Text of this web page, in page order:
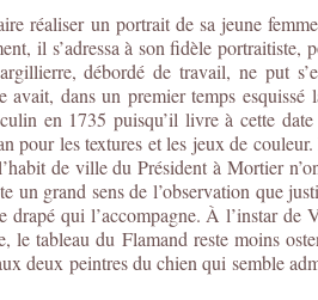
réaliser un portrait de sa jeune
il s’adressa à son fidèle portraitiste,
débordé de travail, ne put
dans un premier temps esquissé
en 1735 puisqu’il livre à cette
pour les textures et les jeux de
de ville du Président à Mortier
un grand sens de l’observation que
drapé qui l’accompagne. À l’instar
tableau du Flamand reste moins
deux peintres du chien qui semble